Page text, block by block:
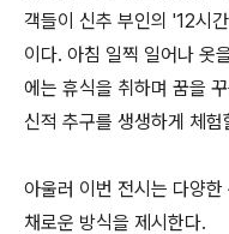
객들이 신추 부인의 '12시
이다. 아침 일찍 일어나 옷
에는 휴식을 취하며 꿈을
신적 추구를 생생하게 체
아울러 이번 전시는 다양
채로운 방식을 제시한다.